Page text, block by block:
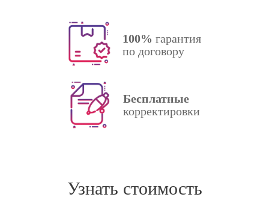
100% гарантия
по договору
Бесплатные
корректировки
Узнать стоимость